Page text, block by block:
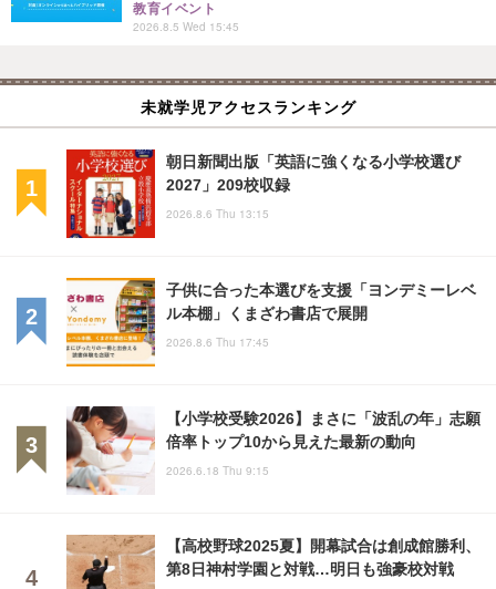
教育イベント
2026.8.5 Wed 15:45
未就学児アクセスランキング
朝日新聞出版「英語に強くなる小学校選び
2027」209校収録
2026.8.6 Thu 13:15
子供に合った本選びを支援「ヨンデミーレベ
ル本棚」くまざわ書店で展開
2026.8.6 Thu 17:45
【小学校受験2026】まさに「波乱の年」志願
倍率トップ10から見えた最新の動向
2026.6.18 Thu 9:15
【高校野球2025夏】開幕試合は創成館勝利、
第8日神村学園と対戦…明日も強豪校対戦